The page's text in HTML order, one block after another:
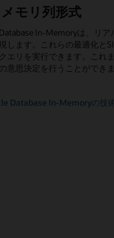
モリ列形式
In-Memoryは、リ
します。これらの最適化と
エリを実行できます。これ
意思決定を行うことができま
Database In-Memoryの技術
ル形式アーキテ
In-Memory のデュ
します。これにより、同じ
す。
ルアウト
In-Memoryは、
ます。Oracle Database In-
にメモリにアクセスできる
性
ブ・データ・ガード構成で
れにより、分析ワークロー
プライマリ・データベース
ことができます。
Luxotticaの事例を読む
モリ・フォルト
In-Memoryは、
障害による速度低下を排除
できます。
互換のアプリケー
クルの広範な機能、データ
ンメモリ
リ列ストアの内容を使用状
データ・ソース
タ・ソースの直接投入を可
を実行できるようにします